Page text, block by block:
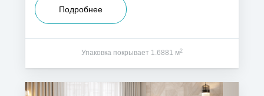
Подробнее
Упаковка покрывает 1.6881 м2